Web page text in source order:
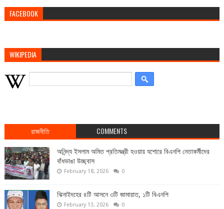
FACEBOOK
WIKIPEDIA
রাজনীতি COMMENTS
অনিন্দ্য ইসলাম অমিত প্রতিমন্ত্রী হওয়ায় যশোরে বিএনপি নেতাকর্মীদের
বাঁধভাঙা উচ্ছ্বাস
February 18, 2026 0
ঝিনাইদহের ৪টি আসনে ৩টি জামায়াত, ১টি বিএনপি
February 13, 2026 0